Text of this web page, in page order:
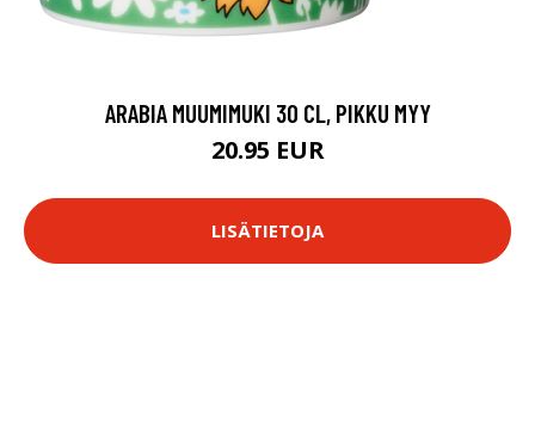
ARABIA MUUMIMUKI 30 CL, PIKKU MYY
20.95 EUR
LISÄTIETOJA